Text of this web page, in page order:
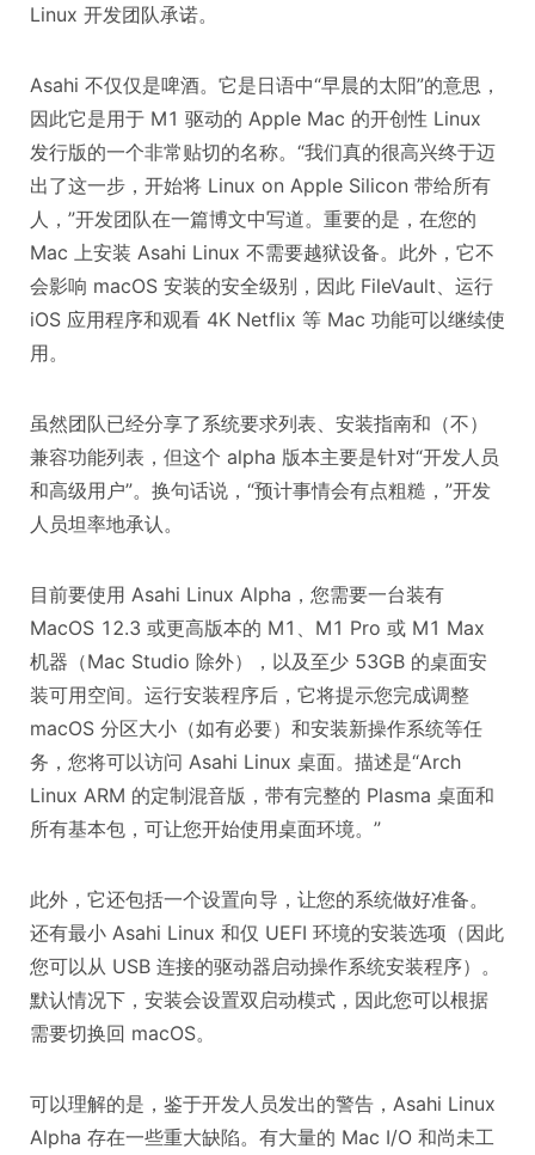
Linux 开发团队承诺。
Asahi 不仅仅是啤酒。它是日语中“早晨的太阳”的意思，
因此它是用于 M1 驱动的 Apple Mac 的开创性 Linux
发行版的一个非常贴切的名称。“我们真的很高兴终于迈
出了这一步，开始将 Linux on Apple Silicon 带给所有
人，”开发团队在一篇博文中写道。重要的是，在您的
Mac 上安装 Asahi Linux 不需要越狱设备。此外，它不
会影响 macOS 安装的安全级别，因此 FileVault、运行
iOS 应用程序和观看 4K Netflix 等 Mac 功能可以继续使
用。
虽然团队已经分享了系统要求列表、安装指南和（不）
兼容功能列表，但这个 alpha 版本主要是针对“开发人员
和高级用户”。换句话说，“预计事情会有点粗糙，”开发
人员坦率地承认。
目前要使用 Asahi Linux Alpha，您需要一台装有
MacOS 12.3 或更高版本的 M1、M1 Pro 或 M1 Max
机器（Mac Studio 除外），以及至少 53GB 的桌面安
装可用空间。运行安装程序后，它将提示您完成调整
macOS 分区大小（如有必要）和安装新操作系统等任
务，您将可以访问 Asahi Linux 桌面。描述是“Arch
Linux ARM 的定制混音版，带有完整的 Plasma 桌面和
所有基本包，可让您开始使用桌面环境。”
此外，它还包括一个设置向导，让您的系统做好准备。
还有最小 Asahi Linux 和仅 UEFI 环境的安装选项（因此
您可以从 USB 连接的驱动器启动操作系统安装程序）。
默认情况下，安装会设置双启动模式，因此您可以根据
需要切换回 macOS。
可以理解的是，鉴于开发人员发出的警告，Asahi Linux
Alpha 存在一些重大缺陷。有大量的 Mac I/O 和尚未工